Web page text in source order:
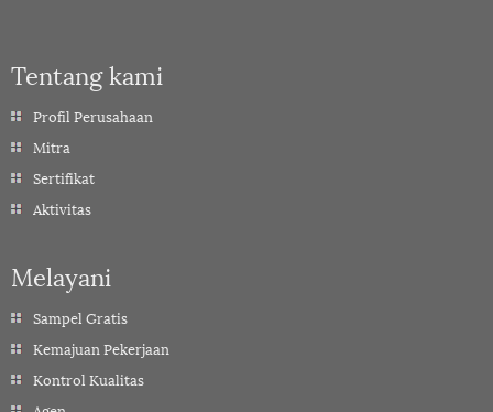
Tentang kami
Profil Perusahaan
Mitra
Sertifikat
Aktivitas
Melayani
Sampel Gratis
Kemajuan Pekerjaan
Kontrol Kualitas